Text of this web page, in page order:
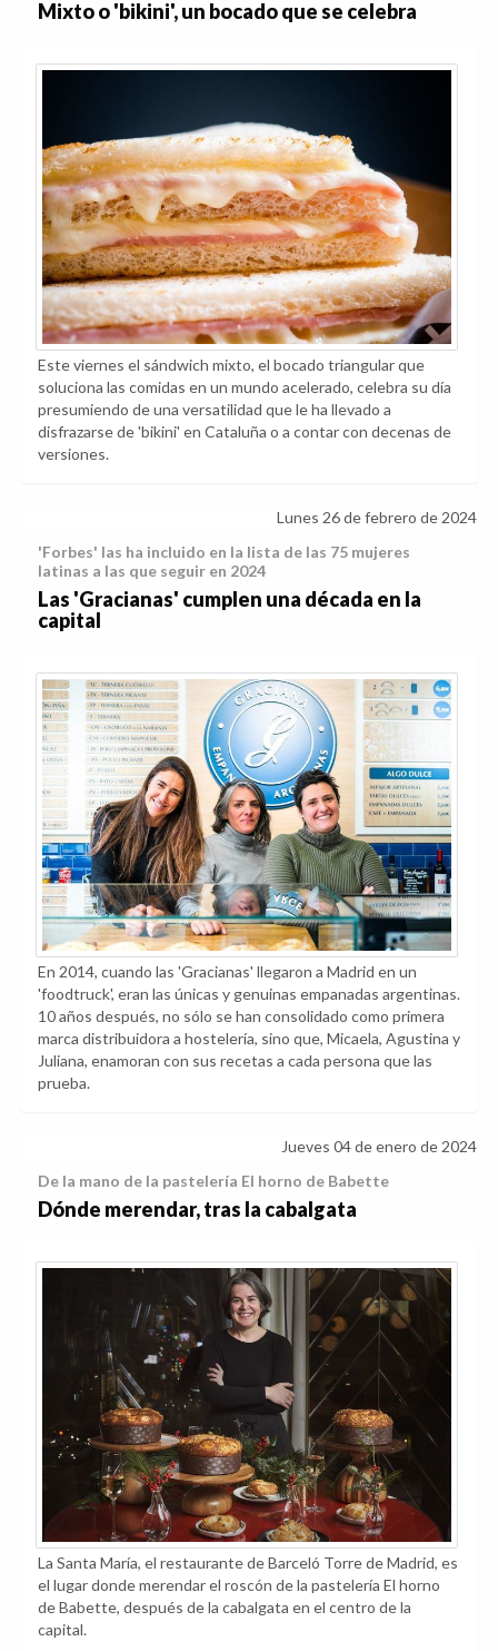
Mixto o 'bikini', un bocado que se celebra
Este viernes el sándwich mixto, el bocado triangular que
soluciona las comidas en un mundo acelerado, celebra su día
presumiendo de una versatilidad que le ha llevado a
disfrazarse de 'bikini' en Cataluña o a contar con decenas de
versiones.
Lunes 26 de febrero de 2024
'Forbes' las ha incluido en la lista de las 75 mujeres
latinas a las que seguir en 2024
Las 'Gracianas' cumplen una década en la
capital
En 2014, cuando las 'Gracianas' llegaron a Madrid en un
'foodtruck', eran las únicas y genuinas empanadas argentinas.
10 años después, no sólo se han consolidado como primera
marca distribuidora a hostelería, sino que, Micaela, Agustina y
Juliana, enamoran con sus recetas a cada persona que las
prueba.
Jueves 04 de enero de 2024
De la mano de la pastelería El horno de Babette
Dónde merendar, tras la cabalgata
La Santa María, el restaurante de Barceló Torre de Madrid, es
el lugar donde merendar el roscón de la pastelería El horno
de Babette, después de la cabalgata en el centro de la
capital.